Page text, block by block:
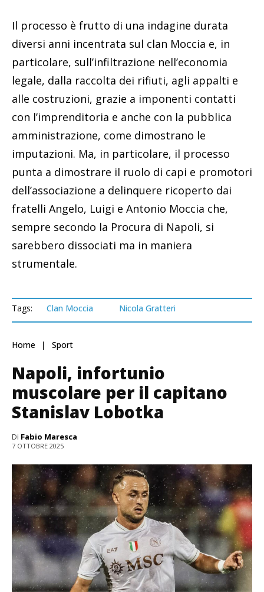
Il processo è frutto di una indagine durata
diversi anni incentrata sul clan Moccia e, in
particolare, sull’infiltrazione nell’economia
legale, dalla raccolta dei rifiuti, agli appalti e
alle costruzioni, grazie a imponenti contatti
con l’imprenditoria e anche con la pubblica
amministrazione, come dimostrano le
imputazioni. Ma, in particolare, il processo
punta a dimostrare il ruolo di capi e promotori
dell’associazione a delinquere ricoperto dai
fratelli Angelo, Luigi e Antonio Moccia che,
sempre secondo la Procura di Napoli, si
sarebbero dissociati ma in maniera
strumentale.
Tags: Clan Moccia Nicola Gratteri
Home Sport
Napoli, infortunio
muscolare per il capitano
Stanislav Lobotka
Di Fabio Maresca
7 OTTOBRE 2025